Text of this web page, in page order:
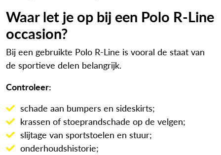
Waar let je op bij een Polo R-Line
occasion?
Bij een gebruikte Polo R-Line is vooral de staat van
de sportieve delen belangrijk.
Controleer:
schade aan bumpers en sideskirts;
krassen of stoeprandschade op de velgen;
slijtage van sportstoelen en stuur;
onderhoudshistorie;